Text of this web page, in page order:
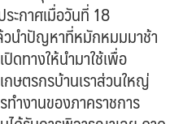
ะกาศเมื่อวันที่ 18
วนำปัญหาที่หมักหมมมาช้า
ดทางให้นำมาใช้เพื่อ
ษตรกรบ้านเราส่วนใหญ่
ำงานของภาคราชการ